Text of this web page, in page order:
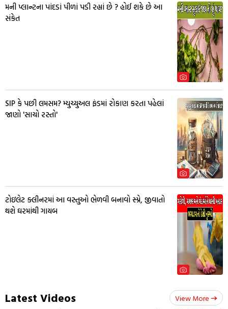
મની પ્લાન્ટના પાંદડાં પીળાં પડી રહ્યાં છે ? હોઈ શકે છે આ
સંકેત
SIP કે પછી લમસમ? મ્યુચ્યુઅલ ફંડમાં રોકાણ કરતા પહેલાં
જાણો 'સાચો રસ્તો'
ટોઇલેટ ક્લીનરમાં આ વસ્તુઓ ભેળવી બનાવો સ્પ્રે, જીવાતો
થશે ઘરમાંથી ગાયબ
Latest Videos View More